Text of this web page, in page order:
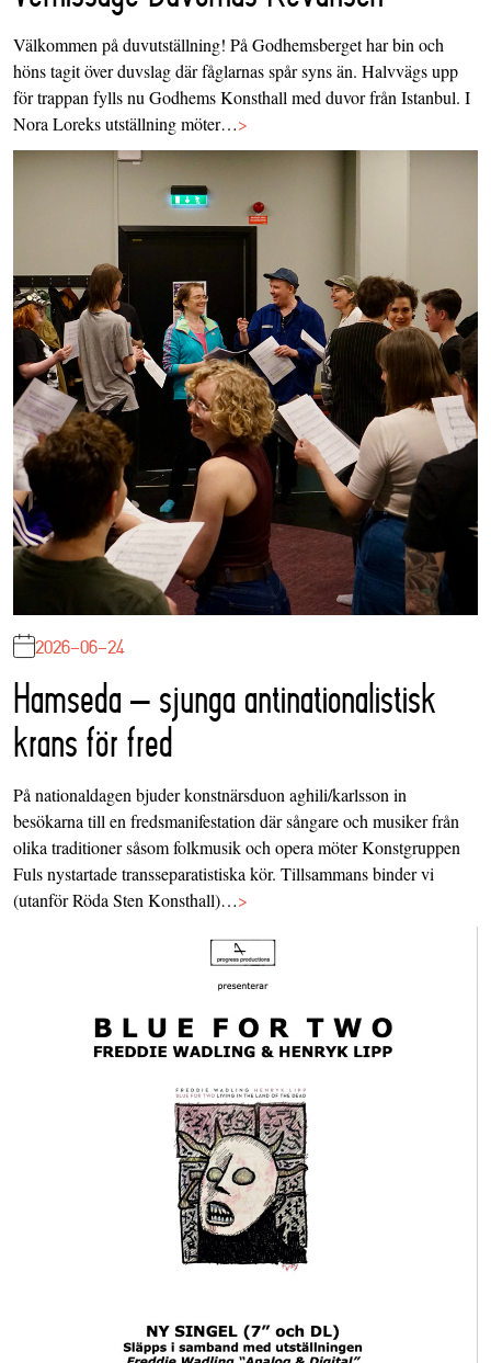
Välkommen på duvutställning! På Godhemsberget har bin och
höns tagit över duvslag där fåglarnas spår syns än. Halvvägs upp
för trappan fylls nu Godhems Konsthall med duvor från Istanbul. I
Nora Loreks utställning möter…>
2026-06-24
Hamseda – sjunga antinationalistisk
krans för fred
På nationaldagen bjuder konstnärsduon aghili/karlsson in
besökarna till en fredsmanifestation där sångare och musiker från
olika traditioner såsom folkmusik och opera möter Konstgruppen
Fuls nystartade transseparatistiska kör. Tillsammans binder vi
(utanför Röda Sten Konsthall)…>